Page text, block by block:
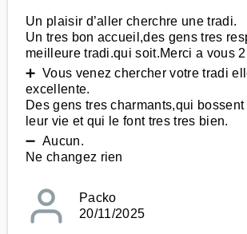
Un plaisir d’aller cherchre une tradi.
Un tres bon accueil,des gens tres
meilleure tradi.qui soit.Merci a vous 2
➕ Vous venez chercher votre tradi
excellente.
Des gens tres charmants,qui
leur vie et qui le font tres tres bien.
➖ Aucun.
Ne changez rien
Packo
20/11/2025